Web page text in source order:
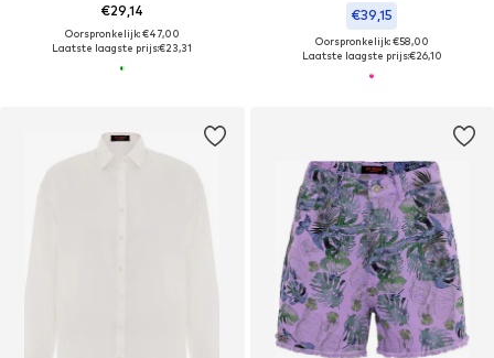
€29,14
Oorspronkelijk: €47,00
Laatste laagste prijs:€23,31
€39,15
Oorspronkelijk: €58,00
Laatste laagste prijs:€26,10